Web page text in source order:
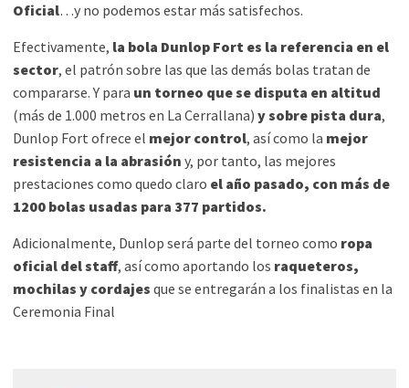
Oficial…y no podemos estar más satisfechos.
Efectivamente, la bola Dunlop Fort es la referencia en el
sector, el patrón sobre las que las demás bolas tratan de
compararse. Y para un torneo que se disputa en altitud
(más de 1.000 metros en La Cerrallana) y sobre pista dura,
Dunlop Fort ofrece el mejor control, así como la mejor
resistencia a la abrasión y, por tanto, las mejores
prestaciones como quedo claro el año pasado, con más de
1200 bolas usadas para 377 partidos.
Adicionalmente, Dunlop será parte del torneo como ropa
oficial del staff, así como aportando los raqueteros,
mochilas y cordajes que se entregarán a los finalistas en la
Ceremonia Final